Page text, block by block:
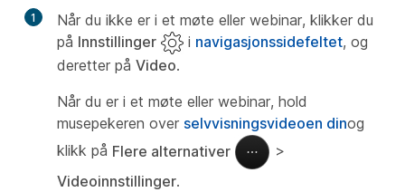
1
Når du ikke er i et møte eller webinar, klikker du
på Innstillinger i navigasjonssidefeltet, og
deretter på Video.
Når du er i et møte eller webinar, hold
musepekeren over selvvisningsvideoen dinog
klikk på Flere alternativer
>
Videoinnstillinger.